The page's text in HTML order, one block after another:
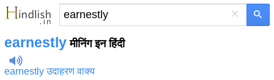
×
earnestly मीनिंग इन हिंदी
earnestly उदाहरण वाक्य